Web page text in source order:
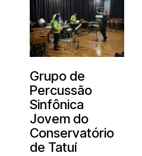
Grupo de
Percussão
Sinfônica
Jovem do
Conservatório
de Tatuí